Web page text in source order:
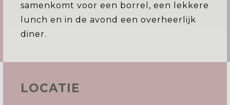
samenkomt voor een borrel, een lekkere
lunch en in de avond een overheerlijk
diner.
LOCATIE